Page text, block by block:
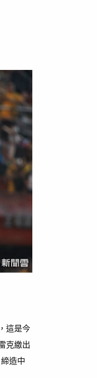
這是今
克繳出
造中